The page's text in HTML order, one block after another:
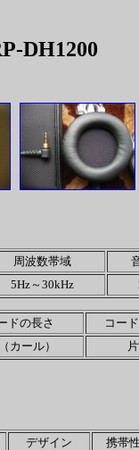
DH1200
周波数帯域
5Hz～30kHz
ドの長さ
コー
カール）
デザイン
携帯